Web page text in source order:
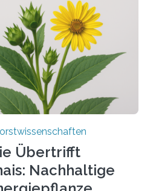
Übertrifft
Nachhaltige